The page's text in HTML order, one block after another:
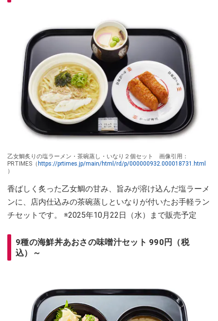
乙女鯛炙りの塩ラーメン・茶碗蒸し・いなり２個セット 画像引用：
PRTIMES（ https://prtimes.jp/main/html/rd/p/000000932.000018731.html
）
香ばしく炙った乙女鯛の甘み、旨みが溶け込んだ塩ラーメ
ンに、店内仕込みの茶碗蒸しといなりが付いたお手軽ラン
チセットです。 ※2025年10月22日（水）まで販売予定
9種の海鮮丼あおさの味噌汁セット 990円（税
込）～